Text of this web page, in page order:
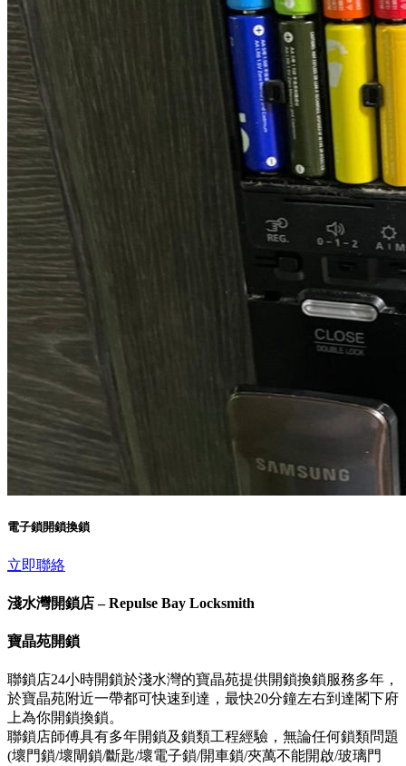
電子鎖開鎖換鎖
立即聯絡
淺水灣開鎖店 – Repulse Bay Locksmith
寶晶苑開鎖
聯鎖店24小時開鎖於淺水灣的寶晶苑提供開鎖換鎖服務多年，
於寶晶苑附近一帶都可快速到達，最快20分鐘左右到達閣下府
上為你開鎖換鎖。
聯鎖店師傅具有多年開鎖及鎖類工程經驗，無論任何鎖類問題
(壞門鎖/壞閘鎖/斷匙/壞電子鎖/開車鎖/夾萬不能開啟/玻璃門